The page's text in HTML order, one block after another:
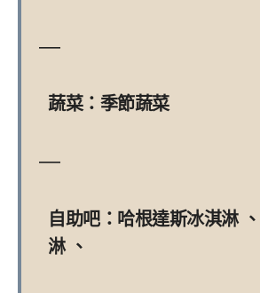
—
蔬菜：季節蔬菜
—
自助吧：哈根達斯冰淇淋
淋 、